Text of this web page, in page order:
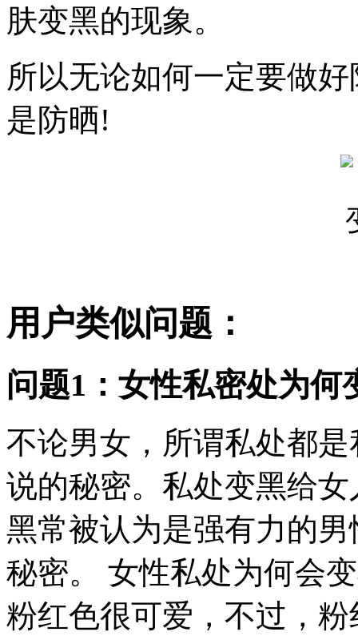
肤变黑的现象。
所以无论如何一定要做
是防晒!
用户类似问题：
问题1：女性私密处为何
不论男女，所谓私处都
说的秘密。私处变黑给
黑常被认为是强有力的
秘密。 女性私处为何会
粉红色很可爱，不过，